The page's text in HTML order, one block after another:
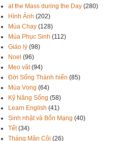
at the Mass during the Day (280)
Hình Ảnh (202)
Mùa Chay (128)
Mùa Phục Sinh (112)
Giáo lý (98)
Noel (96)
Mẹo vặt (94)
Đời Sống Thánh hiến (85)
Mùa Vọng (64)
Kỹ Năng Sống (58)
Learn English (41)
Sinh nhật và Bổn Mạng (40)
Tết (34)
Tháng Mân Côi (26)